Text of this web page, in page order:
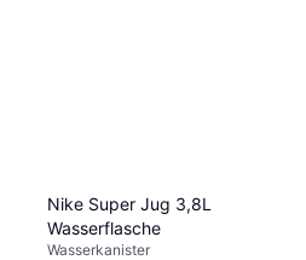
Nike Super Jug 3,8L
Wasserflasche
Wasserkanister